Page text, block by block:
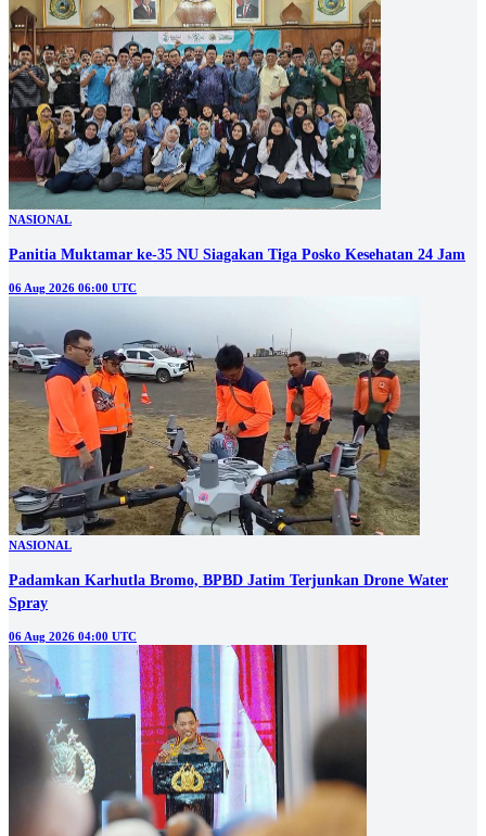
NASIONAL
Panitia Muktamar ke-35 NU Siagakan Tiga Posko Kesehatan 24 Jam
06 Aug 2026 06:00 UTC
NASIONAL
Padamkan Karhutla Bromo, BPBD Jatim Terjunkan Drone Water
Spray
06 Aug 2026 04:00 UTC